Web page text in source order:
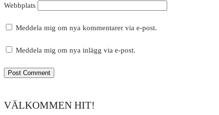
Webbplats
Meddela mig om nya kommentarer via e-post.
Meddela mig om nya inlägg via e-post.
VÄLKOMMEN HIT!